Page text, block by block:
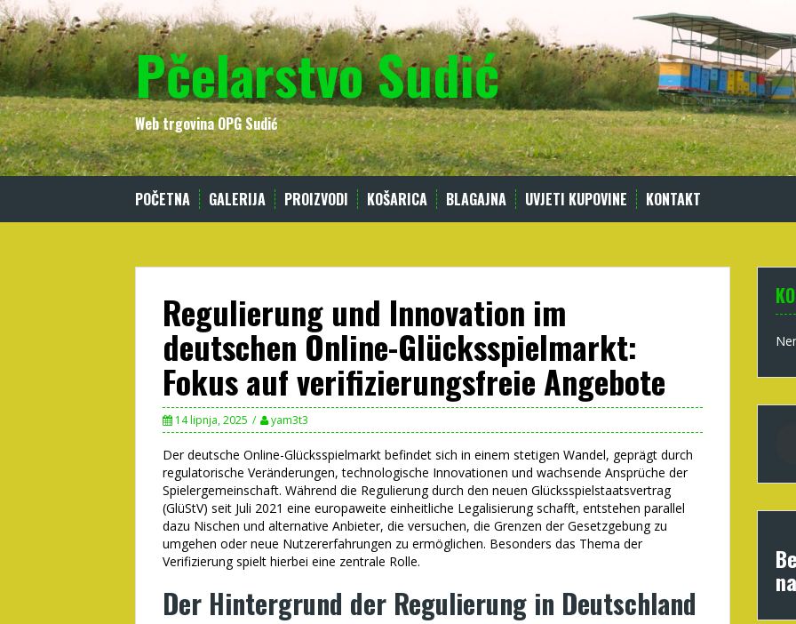
Skip
to
content
Pčelarstvo Sudić
Web trgovina OPG Sudić
POČETNA GALERIJA PROIZVODI KOŠARICA BLAGAJNA UVJETI KUPOVINE KONTAKT
Regulierung und Innovation im
deutschen Online-Glücksspielmarkt:
Fokus auf verifizierungsfreie Angebote
14 lipnja, 2025 yam3t3
Der deutsche Online-Glücksspielmarkt befindet sich in einem stetigen Wandel, geprägt durch
regulatorische Veränderungen, technologische Innovationen und wachsende Ansprüche der
Spielergemeinschaft. Während die Regulierung durch den neuen Glücksspielstaatsvertrag
(GlüStV) seit Juli 2021 eine europaweite einheitliche Legalisierung schafft, entstehen parallel
dazu Nischen und alternative Anbieter, die versuchen, die Grenzen der Gesetzgebung zu
umgehen oder neue Nutzererfahrungen zu ermöglichen. Besonders das Thema der
Verifizierung spielt hierbei eine zentrale Rolle.
Der Hintergrund der Regulierung in Deutschland